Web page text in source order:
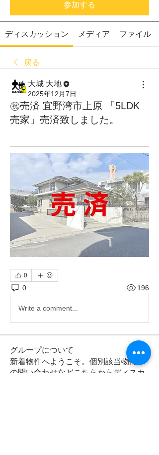
参加する
ディスカッション メディア ファイル
戻る
大城 大地
2025年12月7日
㊗売済 宜野湾市上原 「5LDK
売家」売済致しました。
0
0 196
Write a comment...
グループについて
新着物件へようこそ。個別該当物件へ
の問い合わせなどこちらからディスカ